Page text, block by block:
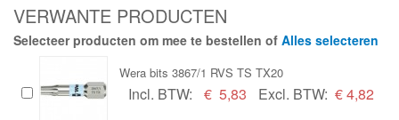
VERWANTE PRODUCTEN
Selecteer producten om mee te bestellen of Alles selecteren
Wera bits 3867/1 RVS TS TX20
Incl. BTW: € 5,83 Excl. BTW: € 4,82